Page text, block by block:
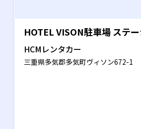
HOTEL VISON駐車場 ステ
HCMレンタカー
三重県多気郡多気町ヴィソン672-1